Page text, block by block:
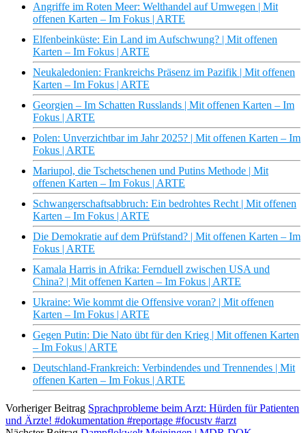
Angriffe im Roten Meer: Welthandel auf Umwegen | Mit
offenen Karten – Im Fokus | ARTE
Elfenbeinküste: Ein Land im Aufschwung? | Mit offenen
Karten – Im Fokus | ARTE
Neukaledonien: Frankreichs Präsenz im Pazifik | Mit offenen
Karten – Im Fokus | ARTE
Georgien – Im Schatten Russlands | Mit offenen Karten – Im
Fokus | ARTE
Polen: Unverzichtbar im Jahr 2025? | Mit offenen Karten – Im
Fokus | ARTE
Mariupol, die Tschetschenen und Putins Methode | Mit
offenen Karten – Im Fokus | ARTE
Schwangerschaftsabbruch: Ein bedrohtes Recht | Mit offenen
Karten – Im Fokus | ARTE
Die Demokratie auf dem Prüfstand? | Mit offenen Karten – Im
Fokus | ARTE
Kamala Harris in Afrika: Fernduell zwischen USA und
China? | Mit offenen Karten – Im Fokus | ARTE
Ukraine: Wie kommt die Offensive voran? | Mit offenen
Karten – Im Fokus | ARTE
Gegen Putin: Die Nato übt für den Krieg | Mit offenen Karten
– Im Fokus | ARTE
Deutschland-Frankreich: Verbindendes und Trennendes | Mit
offenen Karten – Im Fokus | ARTE
Vorheriger Beitrag Sprachprobleme beim Arzt: Hürden für Patienten
und Ärzte! #dokumentation #reportage #focustv #arzt